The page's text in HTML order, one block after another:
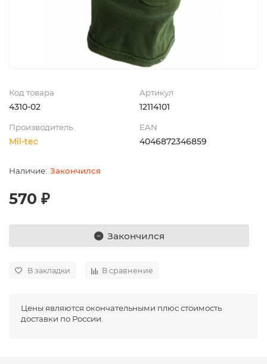
Код товара
4310-02
Артикул
12114101
Производитель
Mil-tec
EAN
4046872346859
Закончился
570 ₽
Закончился
В закладки В сравнение
Цены являются окончательными плюс стоимость
доставки по России.